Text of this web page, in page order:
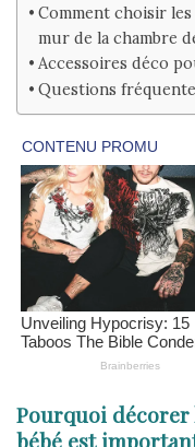
Comment choisir
mur de la chambre
Accessoires déco
Questions
Pourquoi décorer
bébé est